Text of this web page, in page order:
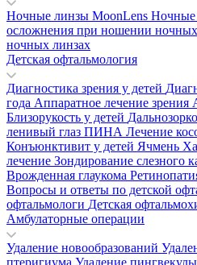
Ночные линзы MoonLens Ночные
осложнения при ношении
ночных линзах
Детская офтальмология
Диагностика зрения у детей
года Аппаратное лечение зрения
Близорукость у детей
ленивый глаз ПИНА Лечение
Конъюнктивит у детей Ячмень
лечение Зондирование слезного
Врожденная глаукома
Вопросы и ответы по детской
офтальмологи Детская
Амбулаторные операции
Удаление новообразований
птеригиума Удаление пингвекулы